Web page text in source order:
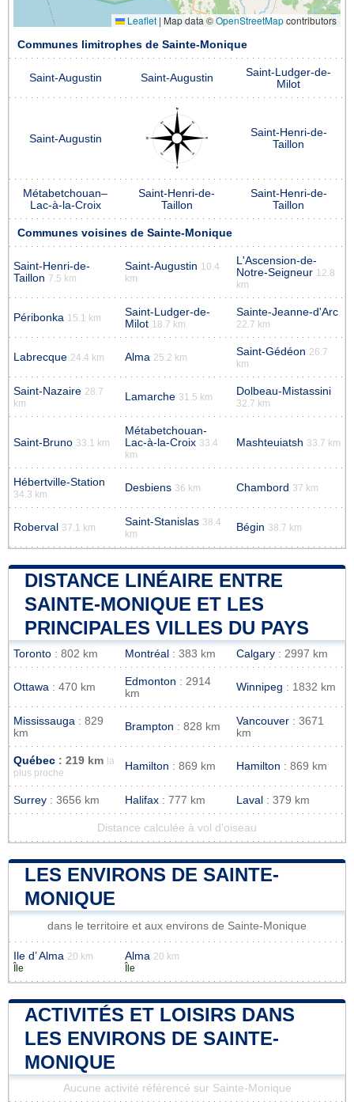
Leaflet | Map data ©OpenStreetMapcontributors
Communes limitrophes de Sainte-Monique
Saint-Augustin Saint-Augustin
Saint-Ludger-de-
Milot
Saint-Augustin
Saint-Henri-de-
Taillon
Métabetchouan–
Lac-à-la-Croix
Saint-Henri-de-
Taillon
Saint-Henri-de-
Taillon
Communes voisines de Sainte-Monique
Saint-Henri-de-
Taillon 7.5 km
Saint-Augustin 10.4
km
L'Ascension-de-
Notre-Seigneur 12.8
km
Péribonka 15.1 km
Saint-Ludger-de-
Milot 18.7 km
Sainte-Jeanne-d'Arc
22.7 km
Labrecque 24.4 km Alma 25.2 km Saint-Gédéon 26.7
km
Saint-Nazaire 28.7
km
Lamarche 31.5 km Dolbeau-Mistassini
32.7 km
Saint-Bruno 33.1 km
Métabetchouan-
Lac-à-la-Croix 33.4
km
Mashteuiatsh 33.7 km
Hébertville-Station
34.3 km
Desbiens 36 km Chambord 37 km
Roberval 37.1 km Saint-Stanislas 38.4
km
Bégin 38.7 km
DISTANCE LINÉAIRE ENTRE
SAINTE-MONIQUE ET LES
PRINCIPALES VILLES DU PAYS
Toronto : 802 km Montréal : 383 km Calgary : 2997 km
Ottawa : 470 km Edmonton : 2914
km
Winnipeg : 1832 km
Mississauga : 829
km
Brampton : 828 km Vancouver : 3671
km
Québec : 219 km
la
plus proche
Hamilton : 869 km Hamilton : 869 km
Surrey : 3656 km Halifax : 777 km Laval : 379 km
Distance calculée à vol d'oiseau
LES ENVIRONS DE SAINTE-
MONIQUE
dans le territoire et aux environs de Sainte-Monique
Ile d’ Alma 20 km
Île
Alma 20 km
Île
ACTIVITÉS ET LOISIRS DANS
LES ENVIRONS DE SAINTE-
MONIQUE
Aucune activité référencé sur Sainte-Monique